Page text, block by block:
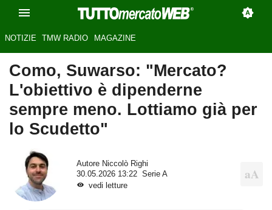
NOTIZIE TMW RADIO MAGAZINE
Como, Suwarso: "Mercato?
L'obiettivo è dipenderne
sempre meno. Lottiamo già per
lo Scudetto"
Autore Niccolò Righi
30.05.2026 13:22
Serie A
vedi letture